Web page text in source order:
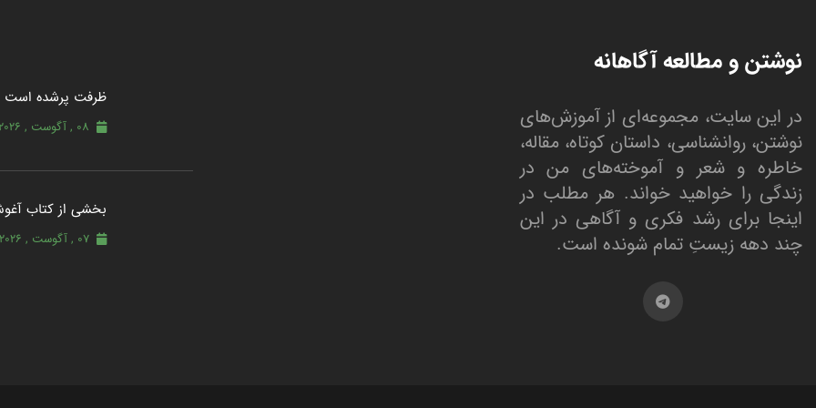
نوشتن و مطالعه آگاهانه
در این سایت، مجموعه‌ای از آموزش‌های
نوشتن، روانشناسی، داستان کوتاه، مقاله،
خاطره و شعر و آموخته‌های من در
زندگی را خواهید خواند. هر مطلب در
اینجا برای رشد فکری و آگاهی در این
چند دهه زیستِ تمام شونده است.
ظرفت پرشده‌ است
08 , آگوست , 2026
بخشی از کتاب
07 , آگوست , 2026